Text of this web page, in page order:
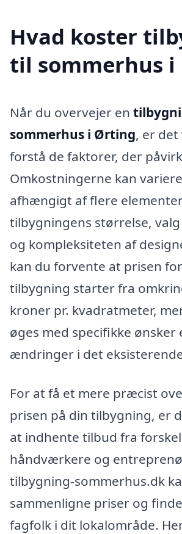
Hvad koster
til sommerhus
Når du overvejer en
sommerhus i Ørting, er
forstå de faktorer, der
Omkostningerne kan
afhængigt af flere
tilbygningens størrelse,
og kompleksiteten af
kan du forvente at prisen
tilbygning starter fra
kroner pr. kvadratmeter,
øges med specifikke ønsker
ændringer i det
For at få et mere præcist
prisen på din tilbygning, er
at indhente tilbud fra
håndværkere og
tilbygning-sommerhus.dk
sammenligne priser og
fagfolk i dit lokalområde.